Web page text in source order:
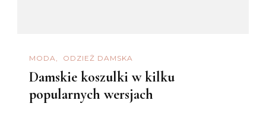
MODA ODZIEŻ DAMSKA
Damskie koszulki w kilku
popularnych wersjach